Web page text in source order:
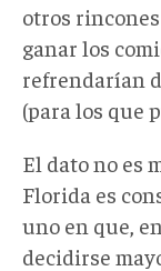
otros
ganar los
refrendarían
(para los que
El dato no es
Florida es
uno en que,
decidirse